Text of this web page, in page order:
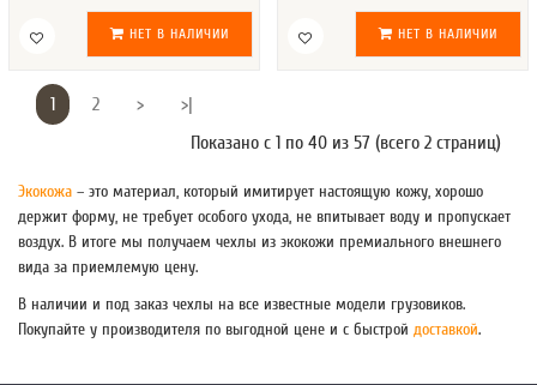
НЕТ В НАЛИЧИИ НЕТ В НАЛИЧИИ
1 2 >
>|
Показано с 1 по 40 из 57 (всего 2 страниц)
Экокожа – это материал, который имитирует настоящую кожу, хорошо
держит форму, не требует особого ухода, не впитывает воду и пропускает
воздух. В итоге мы получаем чехлы из экокожи премиального внешнего
вида за приемлемую цену.
В наличии и под заказ чехлы на все известные модели грузовиков.
Покупайте у производителя по выгодной цене и с быстрой доставкой.